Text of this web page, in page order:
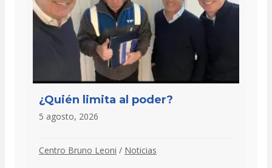
¿Quién limita al poder?
5 agosto, 2026
Centro Bruno Leoni / Noticias